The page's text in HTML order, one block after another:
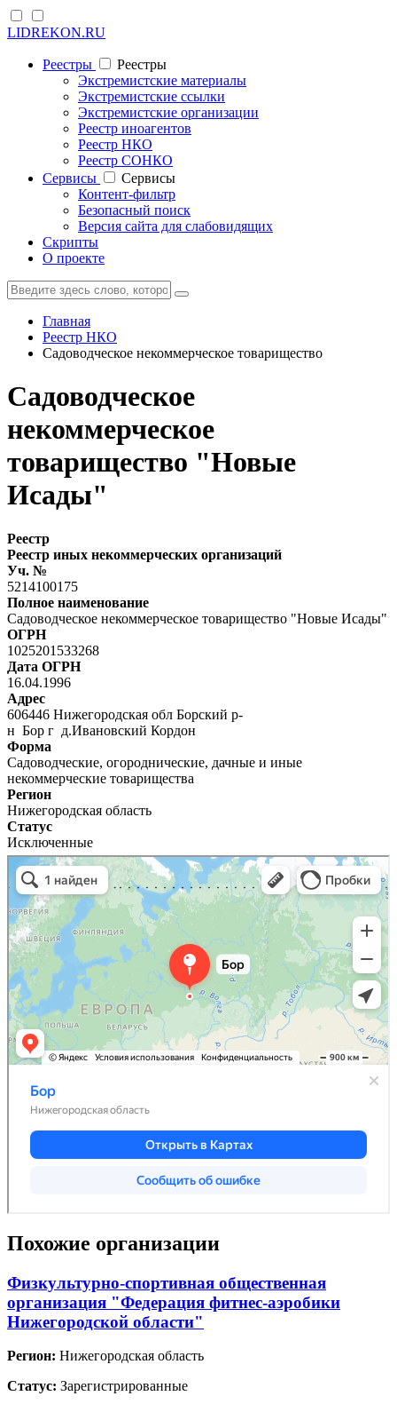
LIDREKON.RU
Реестры
Реестры
Экстремистские материалы
Экстремистские ссылки
Экстремистские организации
Реестр иноагентов
Реестр НКО
Реестр СОНКО
Cервисы
Cервисы
Контент-фильтр
Безопасный поиск
Версия сайта для слабовидящих
Скрипты
О проекте
Главная
Реестр НКО
Садоводческое некоммерческое товарищество
Садоводческое
некоммерческое
товарищество "Новые
Исады"
Реестр
Реестр иных некоммерческих организаций
Уч. №
5214100175
Полное наименование
Садоводческое некоммерческое товарищество "Новые Исады"
ОГРН
1025201533268
Дата ОГРН
16.04.1996
Адрес
606446 Нижегородская обл Борский р-
н Бор г д.Ивановский Кордон
Форма
Садоводческие, огороднические, дачные и иные
некоммерческие товарищества
Регион
Нижегородская область
Статус
Исключенные
Похожие организации
Физкультурно-спортивная общественная
организация "Федерация фитнес-аэробики
Нижегородской области"
Регион: Нижегородская область
Статус: Зарегистрированные